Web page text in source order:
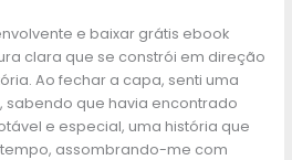
e baixar grátis ebook
clara que se constrói em direção
Ao fechar a capa, senti uma
que havia encontrado
e especial, uma história que
assombrando-me com